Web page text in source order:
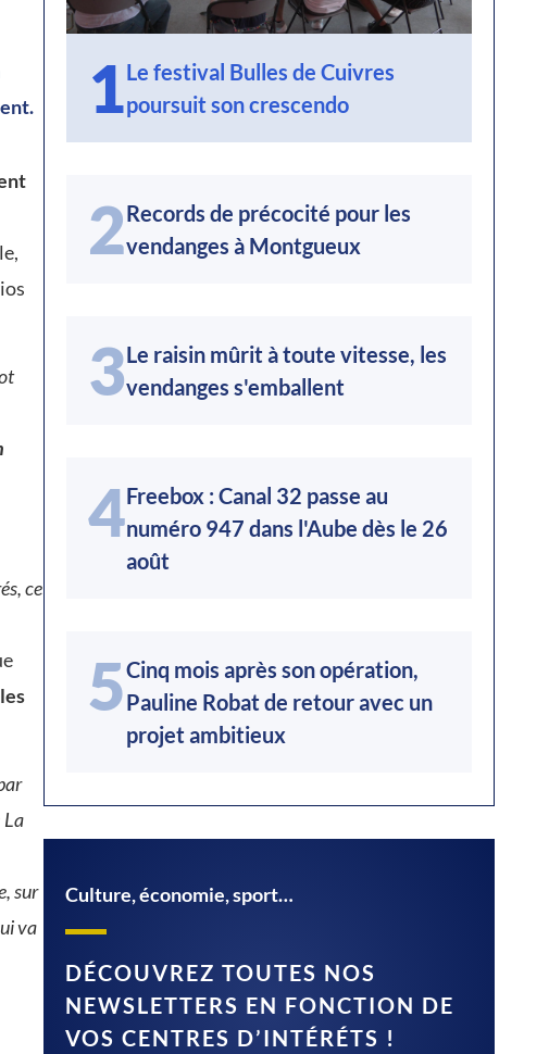
ce
La
sur
va
1Le festival Bulles de Cuivres
poursuit son crescendo
2Records de précocité pour les
vendanges à Montgueux
3Le raisin mûrit à toute vitesse, les
vendanges s'emballent
4Freebox : Canal 32 passe au
numéro 947 dans l'Aube dès le 26
août
5Cinq mois après son opération,
Pauline Robat de retour avec un
projet ambitieux
Culture, économie, sport…
DÉCOUVREZ TOUTES NOS
NEWSLETTERS EN FONCTION DE
VOS CENTRES D’INTÉRÉTS !